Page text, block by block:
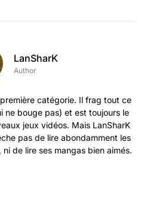
LanSharK
Author
catégorie. Il frag tout ce
ne bouge pas) et est toujours le
jeux vidéos. Mais LanSharK
pas de lire abondamment les
de lire ses mangas bien aimés.